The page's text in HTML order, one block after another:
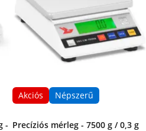
-
Akciós Népszerű
Precíziós mérleg - 7500 g / 0,3 g